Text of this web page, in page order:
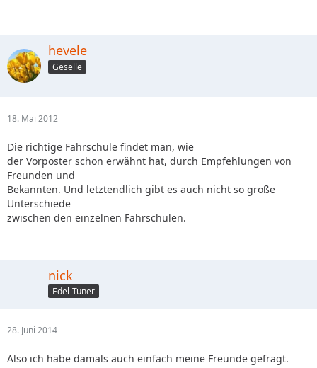
hevele
Geselle
18. Mai 2012
Die richtige Fahrschule findet man, wie
der Vorposter schon erwähnt hat, durch Empfehlungen von
Freunden und
Bekannten. Und letztendlich gibt es auch nicht so große
Unterschiede
zwischen den einzelnen Fahrschulen.
nick
Edel-Tuner
28. Juni 2014
Also ich habe damals auch einfach meine Freunde gefragt.